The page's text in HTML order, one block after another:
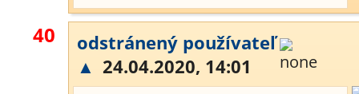
40
odstránený používateľ
▲ 24.04.2020, 14:01